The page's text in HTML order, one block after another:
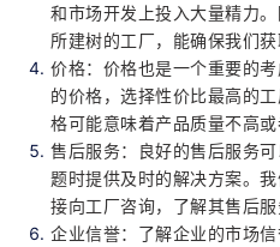
和市场开发上投入大量精力
所建树的工厂，能确保我们获
价格：价格也是一个重要的
的价格，选择性价比最高的
格可能意味着产品质量不高或
售后服务：良好的售后服务
题时提供及时的解决方案。
接向工厂咨询，了解其售后服
企业信誉：了解企业的市场